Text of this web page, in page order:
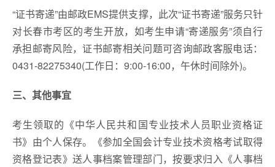
“证书寄递”由邮政EMS提供支撑，此次“证书寄递”服务只针
对长春市考区的考生开放，如考生申请“寄递服务”须自行
承担邮寄风险，证书邮寄相关问题可咨询邮政客服电话：
0431-82275340(工作日：9:00-16:00，午休时间除外)。
三、其他事宜
考生领取的《中华人民共和国专业技术人员职业资格证
书》由个人保存。《参加全国会计专业技术资格考试取得
资格登记表》送人事档案管理部门，按要求归入《人事档